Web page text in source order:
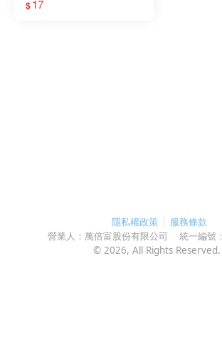
$17
隱私權政策
服務條款
營業人： 萬倍富股份有限公司 統一編號：
© 2026, All Rights Reserved.